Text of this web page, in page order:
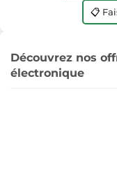
📋
Découvrez nos
électronique